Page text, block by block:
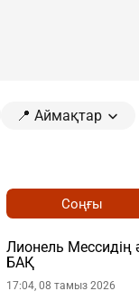
📍 Аймақтар
Соңғы
Лионель Мессидің
БАҚ
17:04, 08 тамыз 2026